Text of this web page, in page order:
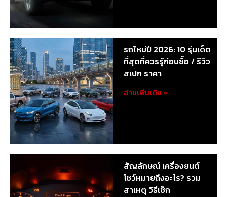
รถใหม่ปี 2026: 10 รุ่นเด็ด
ที่สุดที่ควรรู้ก่อนซื้อ / รีวิว
สเปก ราคา
อ่านเพิ่มเติม »
สัญลักษณ์ เครื่องยนต์
โชว์หมายถึงอะไร? รวม
สาเหตุ วิธีเช็ก